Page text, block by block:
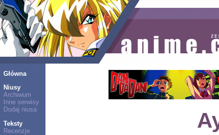
Główna
Niusy
Archiwum
Inne serwisy
Dodaj niusa
Teksty
Recenzje